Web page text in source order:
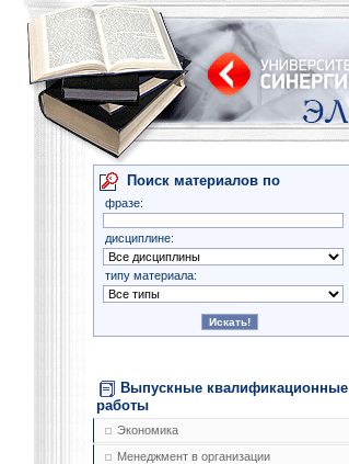
Поиск материалов по
фразе:
дисциплине:
типу материала:
Выпускные квалификационные
работы
Экономика
Менеджмент в организации